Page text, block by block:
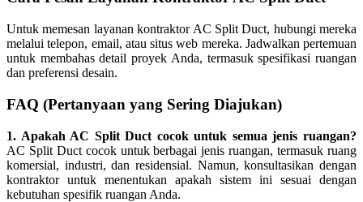
Untuk memesan layanan kontraktor AC Split Duct, hubungi mereka
melalui telepon, email, atau situs web mereka. Jadwalkan pertemuan
untuk membahas detail proyek Anda, termasuk spesifikasi ruangan
dan preferensi desain.
FAQ (Pertanyaan yang Sering Diajukan)
1. Apakah AC Split Duct cocok untuk semua jenis ruangan?
AC Split Duct cocok untuk berbagai jenis ruangan, termasuk ruang
komersial, industri, dan residensial. Namun, konsultasikan dengan
kontraktor untuk menentukan apakah sistem ini sesuai dengan
kebutuhan spesifik ruangan Anda.